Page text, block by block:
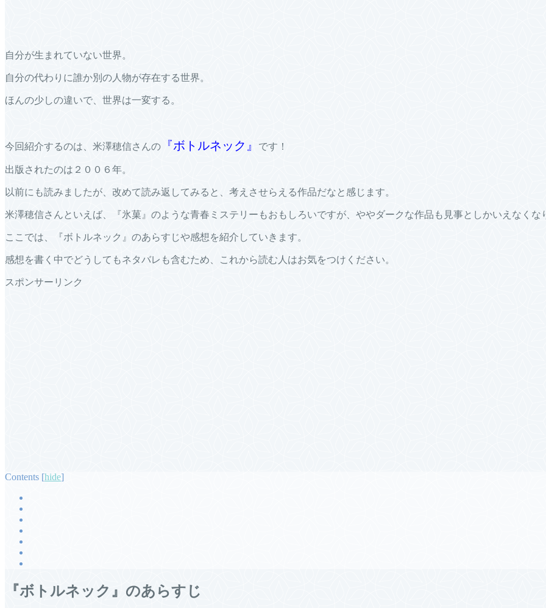
自分が生まれていない世界。
自分の代わりに誰か別の人物が存在する世界。
ほんの少しの違いで、世界は一変する。
今回紹介するのは、米澤穂信さんの 『ボトルネック』 です！
出版されたのは２００６年。
以前にも読みましたが、改めて読み返してみると、考えさせらえる作品だなと感じます。
米澤穂信さんといえば、『氷菓』のような青春ミステリーもおもしろいですが、ややダークな作品も見事としかいえなくな
ここでは、『ボトルネック』のあらすじや感想を紹介していきます。
感想を書く中でどうしてもネタバレも含むため、これから読む人はお気をつけください。
スポンサーリンク
Contents [hide]
『ボトルネック』のあらすじ